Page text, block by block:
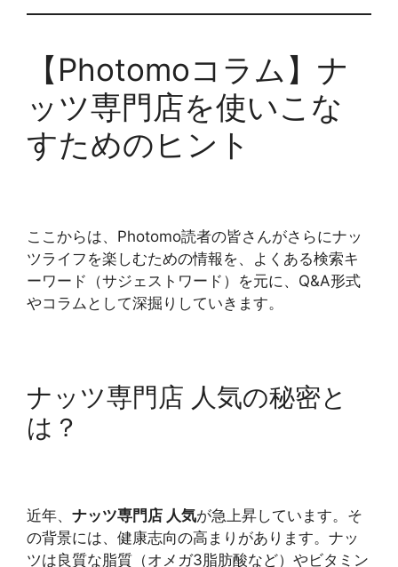
【Photomoコラム】ナ
ッツ専門店を使いこな
すためのヒント
ここからは、Photomo読者の皆さんがさらにナッ
ツライフを楽しむための情報を、よくある検索キ
ーワード（サジェストワード）を元に、Q&A形式
やコラムとして深掘りしていきます。
ナッツ専門店 人気の秘密と
は？
近年、 ナッツ専門店 人気が急上昇しています。そ
の背景には、健康志向の高まりがあります。ナッ
ツは良質な脂質（オメガ3脂肪酸など）やビタミン